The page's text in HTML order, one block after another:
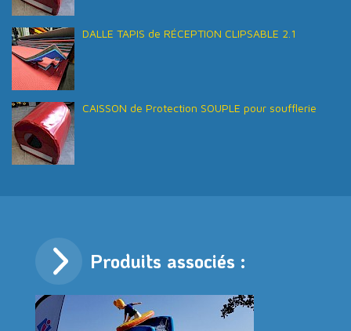
DALLE TAPIS de RÉCEPTION CLIPSABLE 2.1
CAISSON de Protection SOUPLE pour soufflerie
Produits associés :